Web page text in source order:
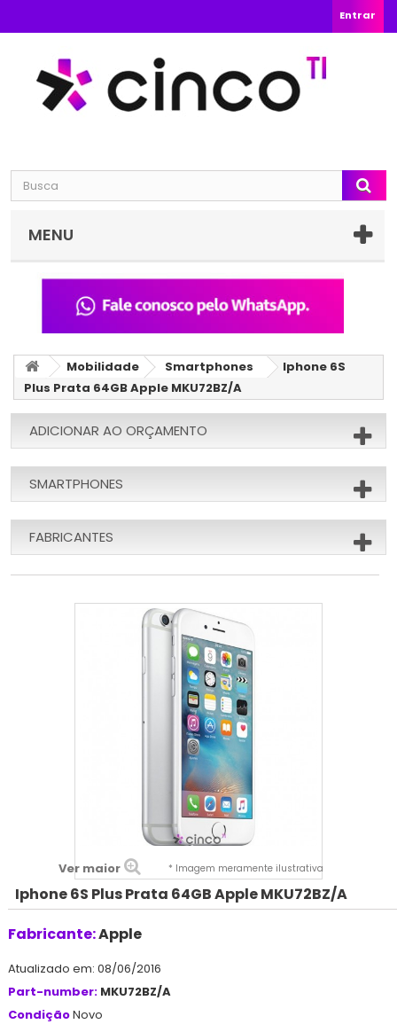
Entrar
MENU
Mobilidade Smartphones
Iphone 6S
Plus Prata 64GB Apple MKU72BZ/A
ADICIONAR AO ORÇAMENTO
SMARTPHONES
FABRICANTES
Ver maior * Imagem meramente ilustrativa
Iphone 6S Plus Prata 64GB Apple MKU72BZ/A
Fabricante:Apple
Atualizado em: 08/06/2016
Part-number: MKU72BZ/A
CondiçãoNovo